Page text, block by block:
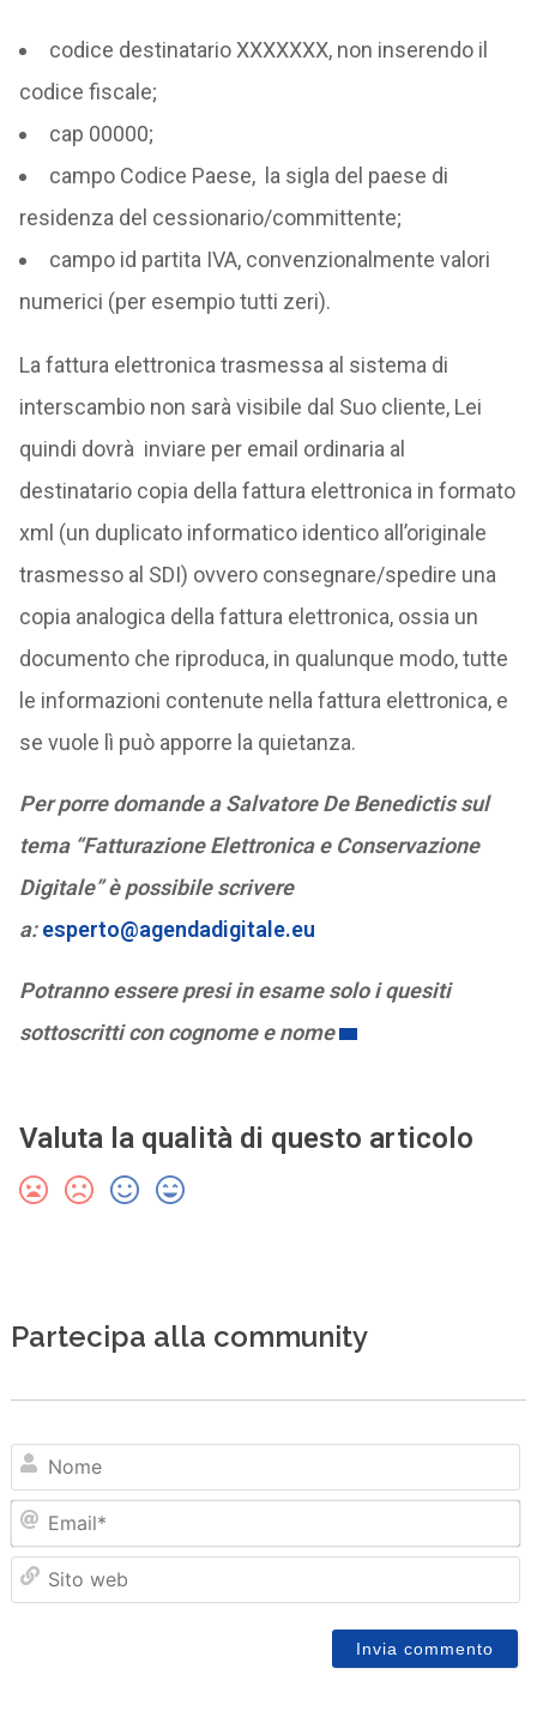
codice destinatario XXXXXXX, non inserendo il
codice fiscale;
cap 00000;
campo Codice Paese, la sigla del paese di
residenza del cessionario/committente;
campo id partita IVA, convenzionalmente valori
numerici (per esempio tutti zeri).
La fattura elettronica trasmessa al sistema di
interscambio non sarà visibile dal Suo cliente, Lei
quindi dovrà inviare per email ordinaria al
destinatario copia della fattura elettronica in formato
xml (un duplicato informatico identico all’originale
trasmesso al SDI) ovvero consegnare/spedire una
copia analogica della fattura elettronica, ossia un
documento che riproduca, in qualunque modo, tutte
le informazioni contenute nella fattura elettronica, e
se vuole lì può apporre la quietanza.
Per porre domande a Salvatore De Benedictis sul
tema “Fatturazione Elettronica e Conservazione
Digitale” è possibile scrivere
a:esperto@agendadigitale.eu
Potranno essere presi in esame solo i quesiti
sottoscritti con cognome e nome
Valuta la qualità di questo articolo
Partecipa alla community